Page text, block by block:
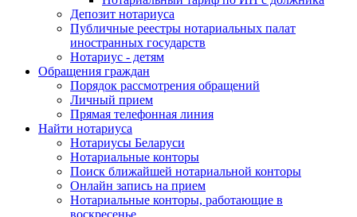
Депозит нотариуса
Публичные реестры нотариальных палат
иностранных государств
Нотариус - детям
Обращения граждан
Порядок рассмотрения обращений
Личный прием
Прямая телефонная линия
Найти нотариуса
Нотариусы Беларуси
Нотариальные конторы
Поиск ближайшей нотариальной конторы
Онлайн запись на прием
Нотариальные конторы, работающие в
воскресенье